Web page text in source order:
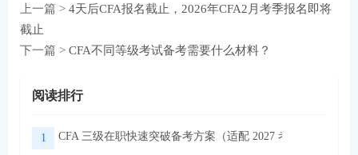
上一篇 > 4天后CFA报名截止，2026年CFA2月考季报名即将
截止
下一篇 > CFA不同等级考试备考需要什么材料？
阅读排行
1 CFA 三级在职快速突破备考方案（适配 2027 考季）